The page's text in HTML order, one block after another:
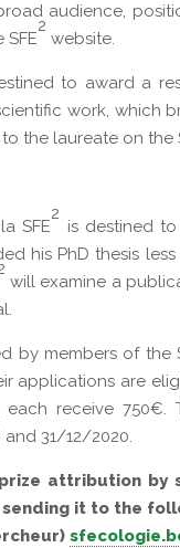
audience,
2
website.
to award a
work, which
the laureate on the
SFE
2
is destined
his PhD thesis
will examine a
by members of the
applications are
each receive
31/12/2020.
attribution by
sending it to the